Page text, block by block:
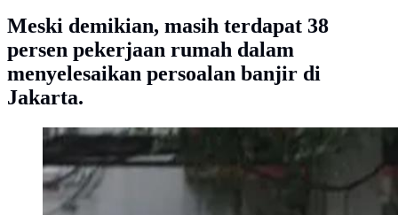
Meski demikian, masih terdapat 38
persen pekerjaan rumah dalam
menyelesaikan persoalan banjir di
Jakarta.